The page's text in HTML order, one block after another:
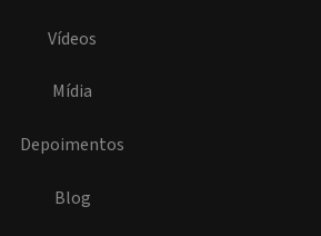
Vídeos
Mídia
Depoimentos
Blog